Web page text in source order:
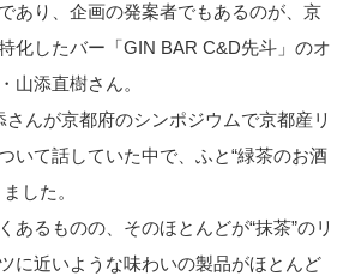
あり、企画の発案者でもあるのが、京
化したバー「GIN BAR C&D先斗」のオ
山添直樹さん。
んが京都府のシンポジウムで京都産リ
いて話していた中で、ふと“緑茶のお酒
した。
あるものの、そのほとんどが“抹茶”のリ
に近いような味わいの製品がほとんど